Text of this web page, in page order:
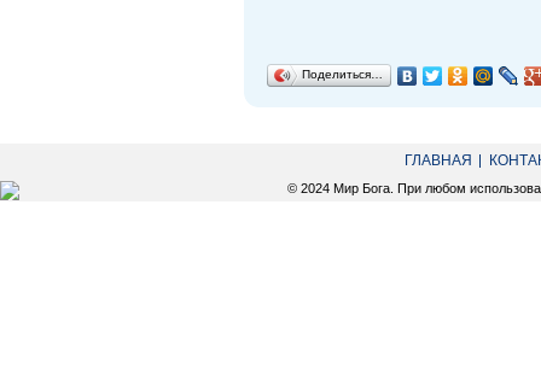
Поделиться…
ГЛАВНАЯ
© 2024 Мир Бога. При любом